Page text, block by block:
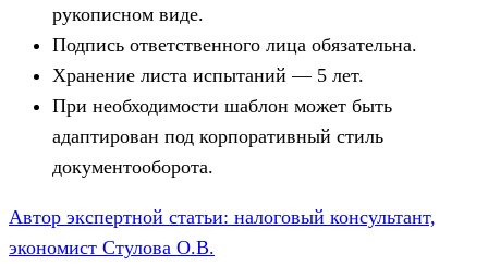
рукописном виде.
Подпись ответственного лица обязательна.
Хранение листа испытаний — 5 лет.
При необходимости шаблон может быть
адаптирован под корпоративный стиль
документооборота.
Автор экспертной статьи: налоговый консультант,
экономист Стулова О.В.